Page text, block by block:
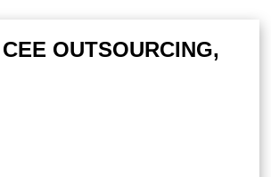
OUTSOURCING,